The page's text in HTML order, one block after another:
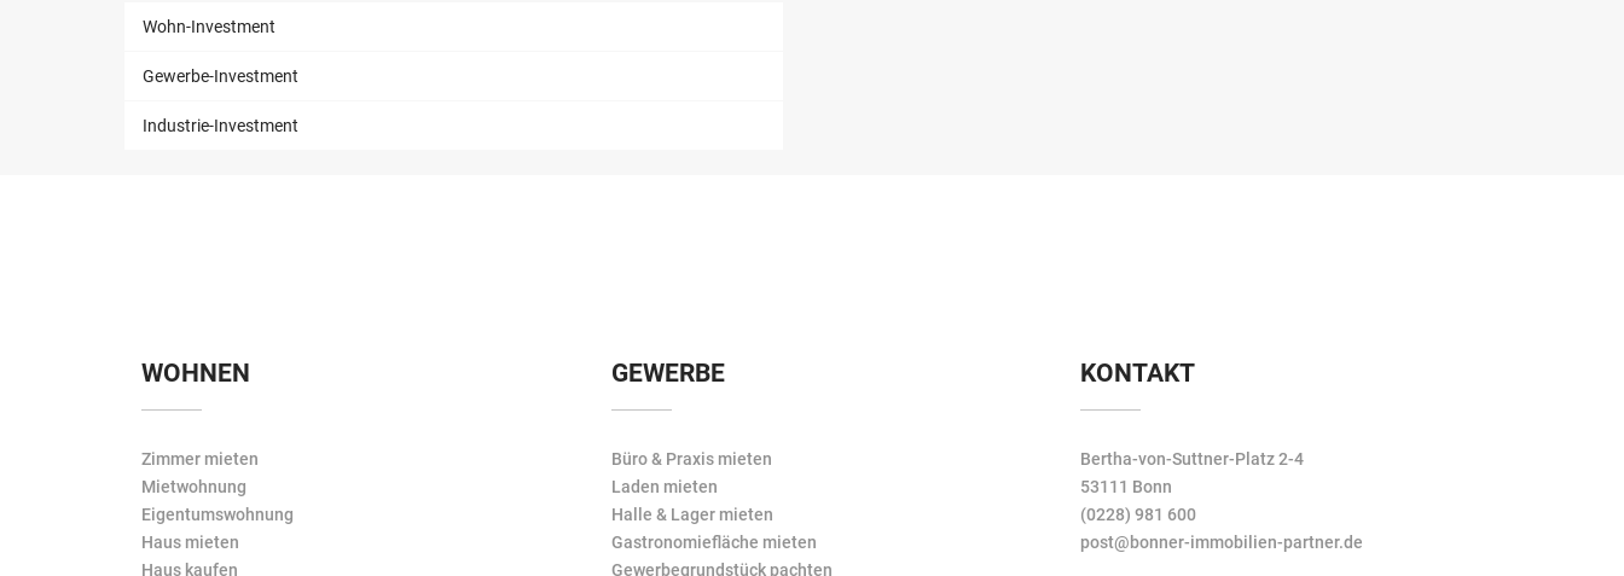
Wohn-Investment
Gewerbe-Investment
Industrie-Investment
WOHNEN
Zimmer mieten
Mietwohnung
Eigentumswohnung
Haus mieten
Haus kaufen
GEWERBE
Büro & Praxis mieten
Laden mieten
Halle & Lager mieten
Gastronomiefläche mieten
Gewerbegrundstück pachten
KONTAKT
Bertha-von-Suttner-Platz 2-4
53111 Bonn
(0228) 981 600
post@bonner-immobilien-partner.de